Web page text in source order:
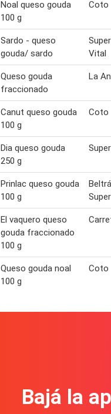
Noal queso gouda
100 g
Coto
Sardo - queso
gouda/ sardo
Vital
Queso gouda
fraccionado
La
Canut queso gouda
100 g
Coto
Dia queso gouda
250 g
Prinlac queso gouda
100 g
El vaquero queso
gouda fraccionado
100 g
Queso gouda noal
100 g
Coto
Bajá la